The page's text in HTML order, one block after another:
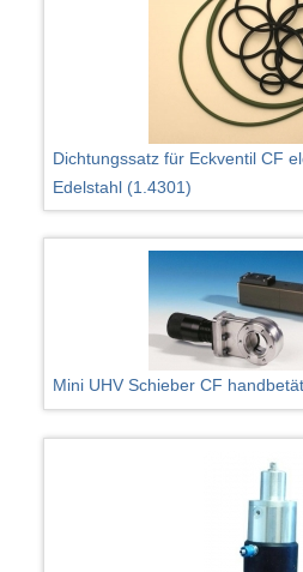
Dichtungssatz für Eckventil CF
Edelstahl (1.4301)
Mini UHV Schieber CF